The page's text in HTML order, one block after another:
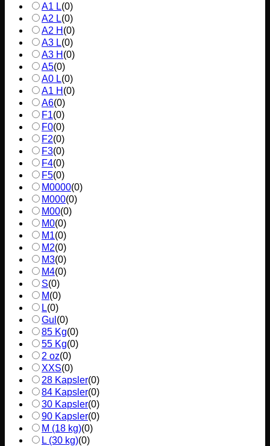
A1 L(0)
A2 L(0)
A2 H (0)
A3 L(0)
A3 H (0)
A5(0)
A0 L(0)
A1 H (0)
A6(0)
F1(0)
F0(0)
F2(0)
F3(0)
F4(0)
F5(0)
M0000(0)
M000(0)
M00(0)
M0(0)
M1(0)
M2(0)
M3(0)
M4(0)
S(0)
M(0)
L(0)
Gul (0)
85 Kg(0)
55 Kg(0)
2 oz(0)
XXS(0)
28 Kapsler(0)
84 Kapsler(0)
30 Kapsler(0)
90 Kapsler(0)
M (18 kg)(0)
L (30 kg)(0)